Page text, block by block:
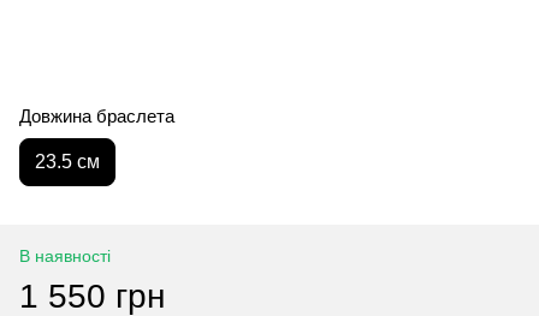
Довжина браслета
23.5 см
В наявності
1 550 грн